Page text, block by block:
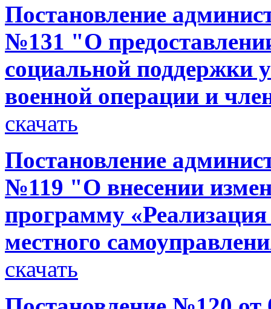
Постановление
№131 "О
социальной поддержки
военной операции и
скачать
Постановление
№119 "О внесении
программу
местного
скачать